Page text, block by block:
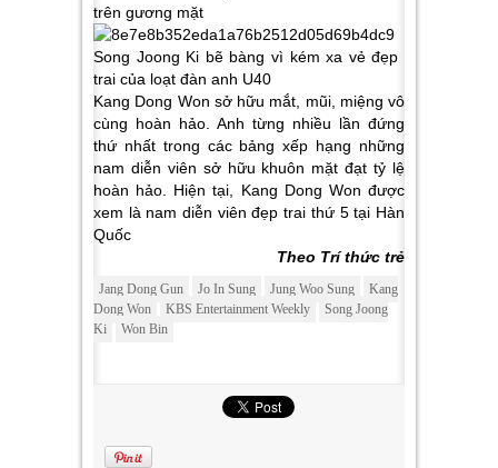
trên gương mặt
Kang Dong Won sở hữu mắt, mũi, miệng vô
cùng hoàn hảo. Anh từng nhiều lần đứng
thứ nhất trong các bảng xếp hạng những
nam diễn viên sở hữu khuôn mặt đạt tỷ lệ
hoàn hảo. Hiện tại, Kang Dong Won được
xem là nam diễn viên đẹp trai thứ 5 tại Hàn
Quốc
Theo Trí thức trẻ
Jang Dong Gun Jo In Sung Jung Woo Sung
Kang
Dong Won
KBS Entertainment Weekly
Song Joong
Ki
Won Bin